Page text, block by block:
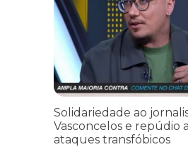
Solidariedade ao
Vasconcelos e repúdio
ataques transfóbicos